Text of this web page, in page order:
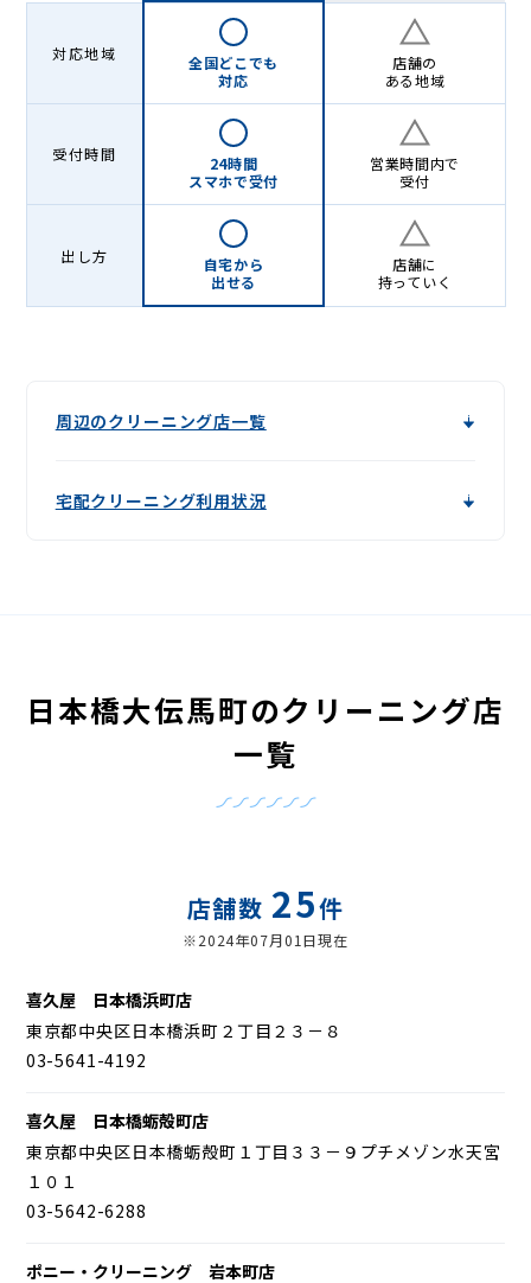
対応地域
全国どこでも
対応
店舗の
ある地域
受付時間
24時間
スマホで受付
営業時間内で
受付
出し方
自宅から
出せる
店舗に
持っていく
周辺のクリーニング店一覧
宅配クリーニング利用状況
日本橋大伝馬町のクリーニング店
一覧
店舗数 25件
※2024年07月01日現在
喜久屋 日本橋浜町店
東京都中央区日本橋浜町２丁目２３－８
03-5641-4192
喜久屋 日本橋蛎殻町店
東京都中央区日本橋蛎殻町１丁目３３－９プチメゾン水天宮
１０１
03-5642-6288
ポニー・クリーニング 岩本町店